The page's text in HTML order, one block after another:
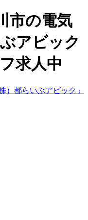
市の電気
アビック
求人中